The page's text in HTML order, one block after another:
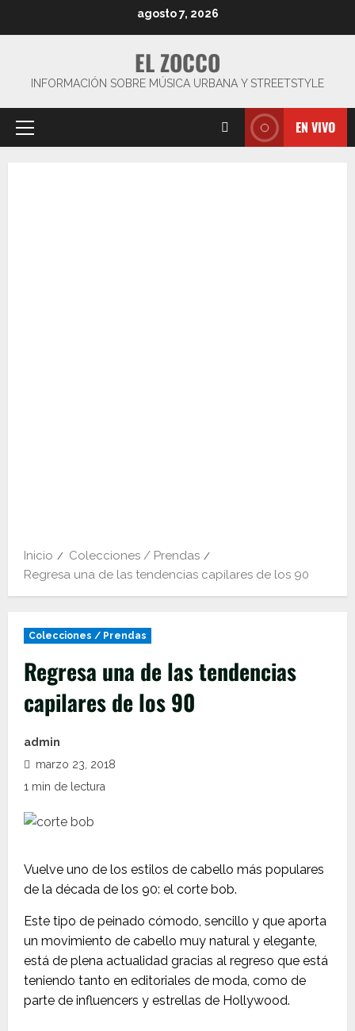
agosto 7, 2026
EL ZOCCO
INFORMACIÓN SOBRE MÚSICA URBANA Y STREETSTYLE
Menú
EN VIVO
Inicio
Colecciones / Prendas
Regresa una de las tendencias capilares de los 90
Colecciones / Prendas
Regresa una de las tendencias
capilares de los 90
admin
marzo 23, 2018
1 min de lectura
Vuelve uno de los estilos de cabello más populares
de la década de los 90: el corte bob.
Este tipo de peinado cómodo, sencillo y que aporta
un movimiento de cabello muy natural y elegante,
está de plena actualidad gracias al regreso que está
teniendo tanto en editoriales de moda, como de
parte de influencers y estrellas de Hollywood.